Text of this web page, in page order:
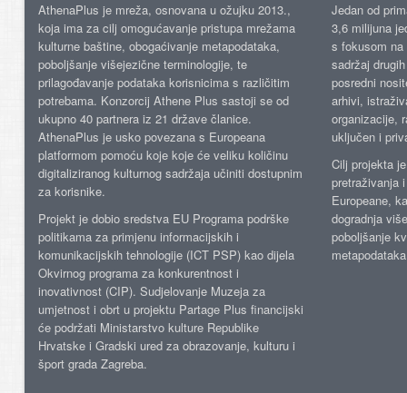
AthenaPlus je mreža, osnovana u ožujku 2013.,
koja ima za cilj omogućavanje pristupa mrežama
kulturne baštine, obogaćivanje metapodataka,
poboljšanje višejezične terminologije, te
prilagođavanje podataka korisnicima s različitim
potrebama. Konzorcij Athene Plus sastoji se od
ukupno 40 partnera iz 21 države članice.
AthenaPlus je usko povezana s Europeana
platformom pomoću koje koje će veliku količinu
digitaliziranog kulturnog sadržaja učiniti dostupnim
za korisnike.
Projekt je dobio sredstva EU Programa podrške
politikama za primjenu informacijskih i
komunikacijskih tehnologije (ICT PSP) kao dijela
Okvirnog programa za konkurentnost i
inovativnost (CIP). Sudjelovanje Muzeja za
umjetnost i obrt u projektu Partage Plus financijski
će podržati Ministarstvo kulture Republike
Hrvatske i Gradski ured za obrazovanje, kulturu i
šport grada Zagreba.
Jedan od
3,6 milijuna
s fokusom
sadržaj
posredni
arhivi,
organizacije,
uključen i
Cilj projekta
pretraživanja
Europeane,
dogradnja
poboljšanje